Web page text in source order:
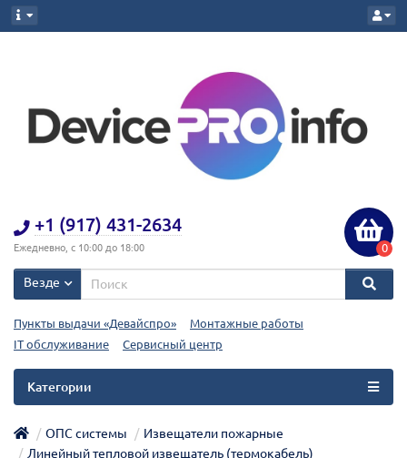
+1 (917) 431-2634
Ежедневно, с 10:00 до 18:00 0
Везде
Пункты выдачи «Девайспро»
Монтажные работы
IT обслуживание
Сервисный центр
Категории
ОПС системы
Извещатели пожарные
Линейный тепловой извещатель (термокабель)